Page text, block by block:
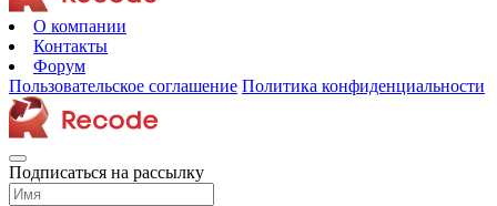
О компании
Контакты
Форум
Пользовательское соглашение Политика конфиденциальности
Подписаться на рассылку